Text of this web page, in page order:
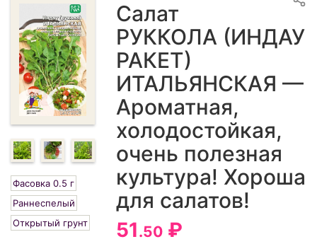
Фасовка 0.5 г
Раннеспелый
Открытый грунт
Салат
РУККОЛА (ИНДАУ
РАКЕТ)
ИТАЛЬЯНСКАЯ —
Ароматная,
холодостойкая,
очень полезная
культура! Хороша
для салатов!
51.50 ₽